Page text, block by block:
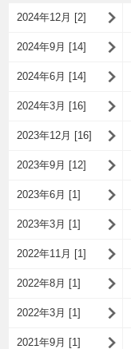
2024年12月 [2]
2024年9月 [14]
2024年6月 [14]
2024年3月 [16]
2023年12月 [16]
2023年9月 [12]
2023年6月 [1]
2023年3月 [1]
2022年11月 [1]
2022年8月 [1]
2022年3月 [1]
2021年9月 [1]